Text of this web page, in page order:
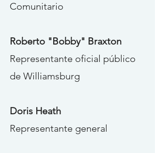
Comunitario
Roberto "Bobby" Braxton
Representante oficial público
de Williamsburg
Doris Heath
Representante general